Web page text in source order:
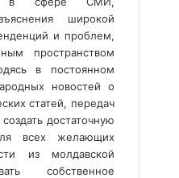
широкой
и проблем,
пространством
в постоянном
новостей о
статей, передач
достаточную
всех желающих
из молдавской
собственное